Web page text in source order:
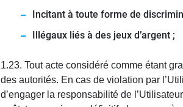
Incitant à toute forme de
Illégaux liés à des jeux d’argent ;
1.23. Tout acte considéré comme étant
des autorités. En cas de violation par
d’engager la responsabilité de